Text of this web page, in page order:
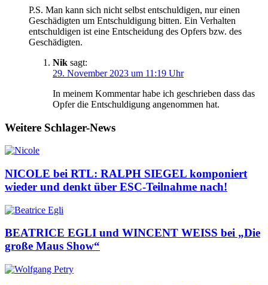
P.S. Man kann sich nicht selbst entschuldigen, nur einen
Geschädigten um Entschuldigung bitten. Ein Verhalten
entschuldigen ist eine Entscheidung des Opfers bzw. des
Geschädigten.
Nik sagt:
29. November 2023 um 11:19 Uhr
In meinem Kommentar habe ich geschrieben dass das
Opfer die Entschuldigung angenommen hat.
Weitere Schlager-News
NICOLE bei RTL: RALPH SIEGEL komponiert
wieder und denkt über ESC-Teilnahme nach!
BEATRICE EGLI und WINCENT WEISS bei „Die
große Maus Show“